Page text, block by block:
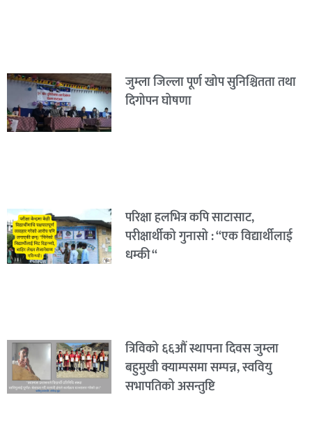
जुम्ला जिल्ला पूर्ण खोप सुनिश्चितता तथा
दिगोपन घोषणा
परिक्षा हलभित्र कपि साटासाट,
परीक्षार्थीको गुनासो : “एक विद्यार्थीलाई
धम्की “
त्रिविको ६६औं स्थापना दिवस जुम्ला
बहुमुखी क्याम्पसमा सम्पन्न, स्ववियु
सभापतिको असन्तुष्टि